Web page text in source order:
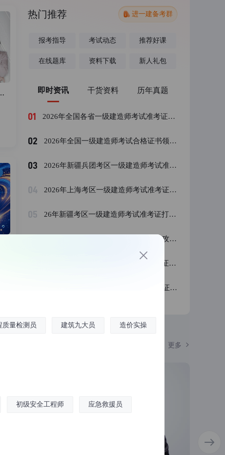
考前大放料直播(08.10)
热门推荐 进一建备考群
报考指导 考试动态 推荐好课
在线题库 资料下载 新人礼包
即时资讯 干货资料 历年真题
01 2026年全国各省一级建造师考试准考证打印时间汇总
02 2026年全国一级建造师考试合格证书领取时间预测汇总
03 2026年新疆兵团考区一级建造师考试准考证打印流程 | 帮你理清步骤
04 2026年上海考区一级建造师考试准考证打印时间及流程全攻略
05 26年新疆考区一级建造师考试准考证打印时间及流程｜操作难题详解
2026年宁夏一级建造师准考证打印全攻略｜时间流程与避坑指南
2026年青海考区一级建造师考试准考证打印时间及流程
2026年甘肃考区一级建造师考试准考证打印时间及流程全解析
更多
质量检测员 建筑九大员 造价实操
初级安全工程师 应急救援员